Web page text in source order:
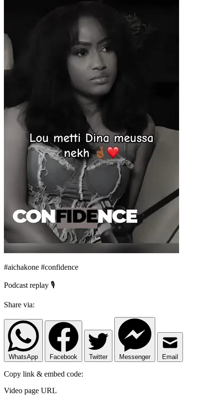
#aichakone #confidence
Podcast replay 🎙️
Share via:
WhatsApp Facebook Twitter Messenger Email
Copy link & embed code:
Video page URL